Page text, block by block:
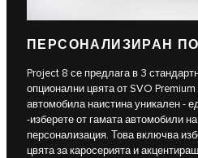
ПЕРСОНАЛИЗИРАН
Project 8 се предлага в 3
опционални цвята от SVO
автомобила наистина уникален -
-изберете от гамата автомобили
персонализация. Това включва
цвята за каросерията и